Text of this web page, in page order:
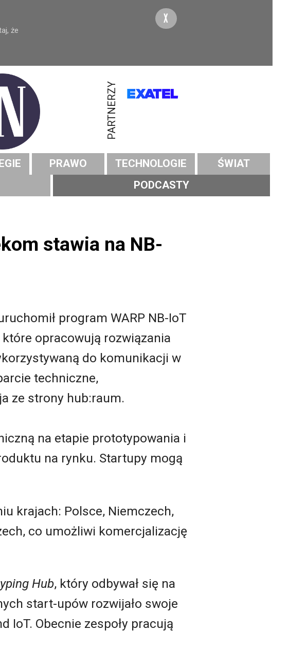
że
X
PARTNERZY
PRAWO TECHNOLOGIE
ŚWIAT
PODCASTY
stawia na NB-
program WARP NB-IoT
opracowują rozwiązania
do komunikacji w
techniczne,
ze strony hub:raum.
na etapie prototypowania i
na rynku. Startupy mogą
krajach: Polsce, Niemczech,
co umożliwi komercjalizację
Hub, który odbywał się na
start-upów rozwijało swoje
IoT. Obecnie zespoły pracują